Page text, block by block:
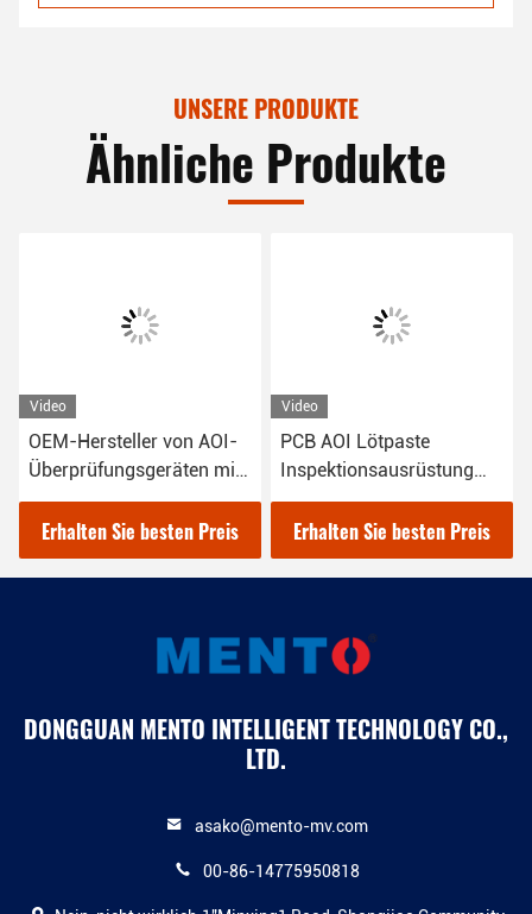
UNSERE PRODUKTE
Ähnliche Produkte
Video
OEM-Hersteller von AOI-
Überprüfungsgeräten mit
hoher Genauigkeit
Erhalten Sie besten Preis
Video
PCB AOI Lötpaste
Inspektionsausrüstung
SPI-Maschine In SMT
Erhalten Sie besten Preis
DONGGUAN MENTO INTELLIGENT TECHNOLOGY CO.,
LTD.
asako@mento-mv.com
00-86-14775950818